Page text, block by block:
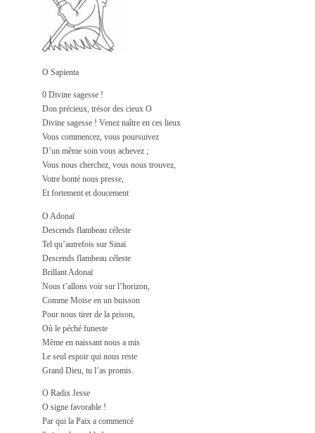
O Sapienta
0 Divine sagesse !
Don précieux, trésor des cieux O
Divine sagesse ! Venez naître en ces lieux
Vous commencez, vous poursuivez
D’un même soin vous achevez ;
Vous nous cherchez, vous nous trouvez,
Votre bonté nous presse,
Et fortement et doucement
O Adonaï
Descends flambeau céleste
Tel qu’autrefois sur Sinaï
Descends flambeau céleste
Brillant Adonaï
Nous t’allons voir sur l’horizon,
Comme Moise en un buisson
Pour nous tirer de la prison,
Où le péché funeste
Même en naissant nous a mis
Le seul espoir qui nous reste
Grand Dieu, tu l’as promis.
O Radix Jesse
O signe favorable !
Par qui la Paix a commencé